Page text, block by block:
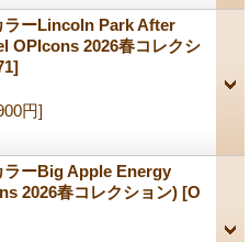
ラーLincoln Park After
OPIcons 2026春コレクシ
円]
ラーBig Apple Energy
2026春コレクション) [O